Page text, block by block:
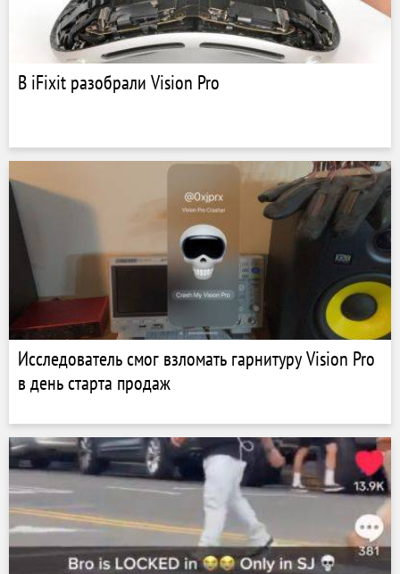
В iFixit разобрали Vision Pro
Исследователь смог взломать гарнитуру Vision Pro
в день старта продаж